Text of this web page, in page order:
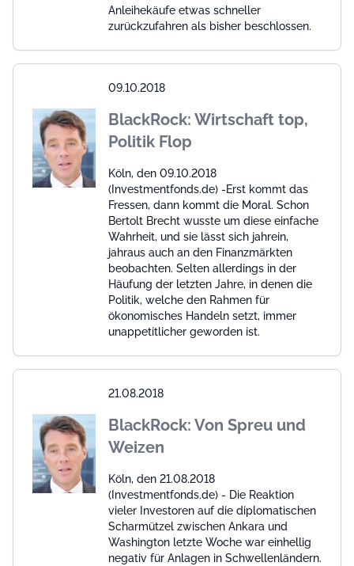
Anleihekäufe etwas schneller
zurückzufahren als bisher beschlossen.
09.10.2018
BlackRock: Wirtschaft top,
Politik Flop
Köln, den 09.10.2018
(Investmentfonds.de) -Erst kommt das
Fressen, dann kommt die Moral. Schon
Bertolt Brecht wusste um diese einfache
Wahrheit, und sie lässt sich jahrein,
jahraus auch an den Finanzmärkten
beobachten. Selten allerdings in der
Häufung der letzten Jahre, in denen die
Politik, welche den Rahmen für
ökonomisches Handeln setzt, immer
unappetitlicher geworden ist.
21.08.2018
BlackRock: Von Spreu und
Weizen
Köln, den 21.08.2018
(Investmentfonds.de) - Die Reaktion
vieler Investoren auf die diplomatischen
Scharmützel zwischen Ankara und
Washington letzte Woche war einhellig
negativ für Anlagen in Schwellenländern.